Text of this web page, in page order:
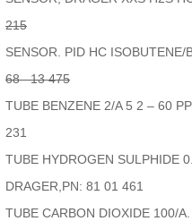
215
SENSOR. PID HC ISOBUTENE/
68 13 475
TUBE BENZENE 2/A 5 2 – 60
231
TUBE HYDROGEN SULPHIDE
DRAGER,PN: 81 01 461
TUBE CARBON DIOXIDE 100/